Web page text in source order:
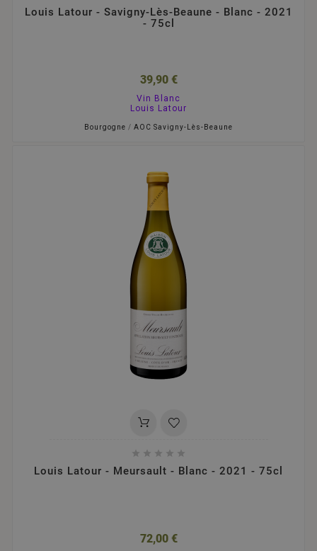
Louis Latour - Savigny-Lès-Beaune - Blanc - 2021
- 75cl
39,90 €
Vin Blanc
Louis Latour
Bourgogne / AOC Savigny-Lès-Beaune
    
Louis Latour - Meursault - Blanc - 2021 - 75cl
72,00 €